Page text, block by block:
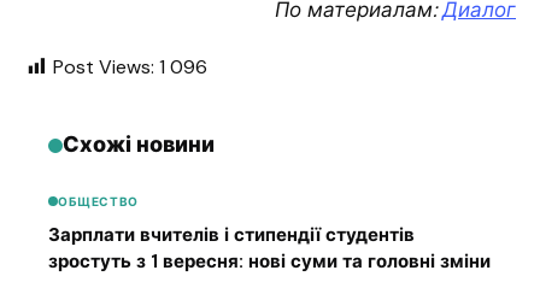
По материалам:Диалог
Post Views: 1 096
Схожі новини
ОБЩЕСТВО
Зарплати вчителів і стипендії студентів
зростуть з 1 вересня: нові суми та головні зміни